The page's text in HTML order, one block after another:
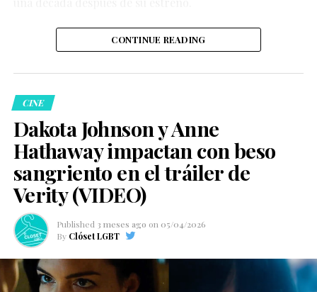
CONTINUE READING
CINE
Dakota Johnson y Anne
Hathaway impactan con beso
sangriento en el tráiler de
Verity (VIDEO)
Published 3 meses ago on 05/04/2026
By Clóset LGBT